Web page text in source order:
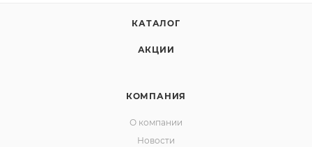
КАТАЛОГ
АКЦИИ
КОМПАНИЯ
О компании
Новости